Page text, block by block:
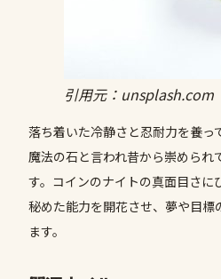
引用元：unsplash.com
落ち着いた冷静さと忍耐力を養っ
魔法の石と言われ昔から崇められ
す。コインのナイトの真面目さに
秘めた能力を開花させ、夢や目
ます。